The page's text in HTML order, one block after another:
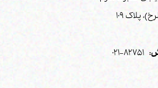
پلاک 109
82751-021